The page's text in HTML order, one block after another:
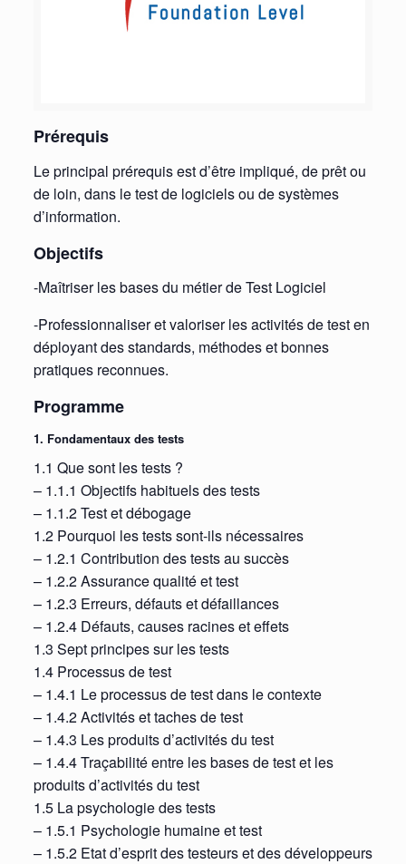
Prérequis
Le principal prérequis est d’être impliqué, de prêt ou
de loin, dans le test de logiciels ou de systèmes
d’information.
Objectifs
-Maîtriser les bases du métier de Test Logiciel
-Professionnaliser et valoriser les activités de test en
déployant des standards, méthodes et bonnes
pratiques reconnues.
Programme
1. Fondamentaux des tests
1.1 Que sont les tests ?
– 1.1.1 Objectifs habituels des tests
– 1.1.2 Test et débogage
1.2 Pourquoi les tests sont-ils nécessaires
– 1.2.1 Contribution des tests au succès
– 1.2.2 Assurance qualité et test
– 1.2.3 Erreurs, défauts et défaillances
– 1.2.4 Défauts, causes racines et effets
1.3 Sept principes sur les tests
1.4 Processus de test
– 1.4.1 Le processus de test dans le contexte
– 1.4.2 Activités et taches de test
– 1.4.3 Les produits d’activités du test
– 1.4.4 Traçabilité entre les bases de test et les
produits d’activités du test
1.5 La psychologie des tests
– 1.5.1 Psychologie humaine et test
– 1.5.2 Etat d’esprit des testeurs et des développeurs